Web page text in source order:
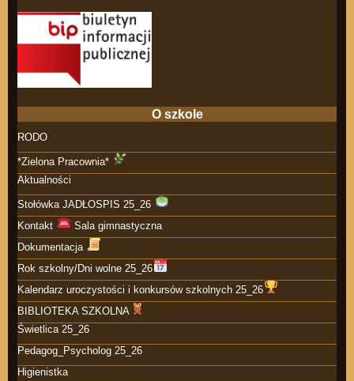
O szkole
RODO
*Zielona Pracownia*
Aktualności
Stołówka JADŁOSPIS 25_26
Kontakt
Sala gimnastyczna
Dokumentacja
Rok szkolny/Dni wolne 25_26
Kalendarz uroczystości i konkursów szkolnych 25_26
BIBLIOTEKA SZKOLNA
Świetlica 25_26
Pedagog_Psycholog 25_26
Higienistka